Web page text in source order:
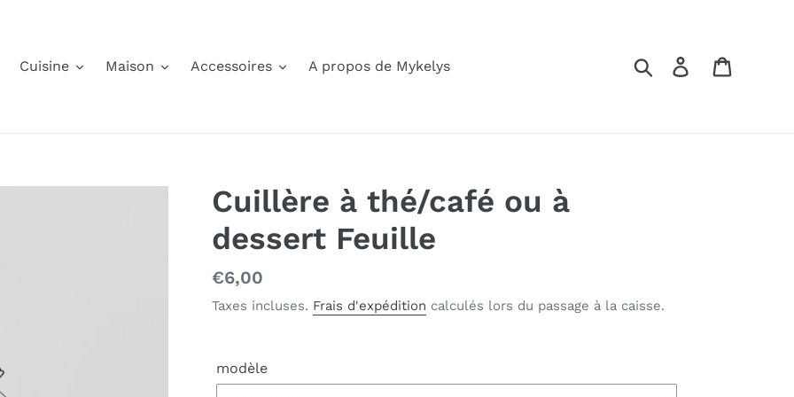
Cuisine Maison Accessoires A propos de Mykelys RechercherSe connecter
Cuillère à thé/café ou à
dessert Feuille
Prix
normal
€6,00
Taxes incluses. Frais d'expédition calculés lors du passage à la caisse.
modèle